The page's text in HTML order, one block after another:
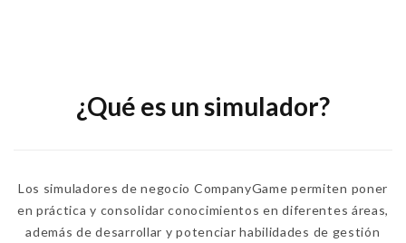
¿Qué es un simulador?
Los simuladores de negocio CompanyGame permiten poner
en práctica y consolidar conocimientos en diferentes áreas,
además de desarrollar y potenciar habilidades de gestión